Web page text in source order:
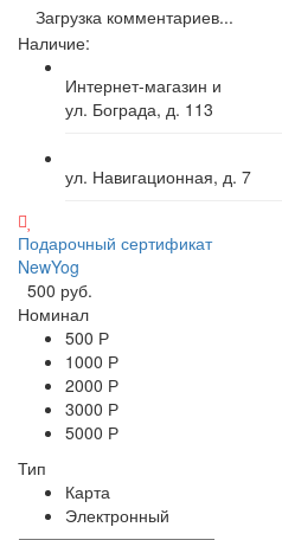
Загрузка комментариев...
Наличие:
Интернет-магазин и
ул. Бограда, д. 113
ул. Навигационная, д. 7
Подарочный сертификат
NewYog
500 руб.
Номинал
500 Р
1000 Р
2000 Р
3000 Р
5000 Р
Тип
Карта
Электронный